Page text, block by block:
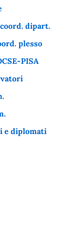
dipart.
plesso
PISA
e diplomati